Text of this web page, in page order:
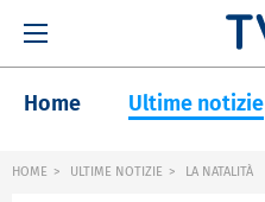
Home Ultime notizie
HOME ULTIME NOTIZIE LA NATALITÀ